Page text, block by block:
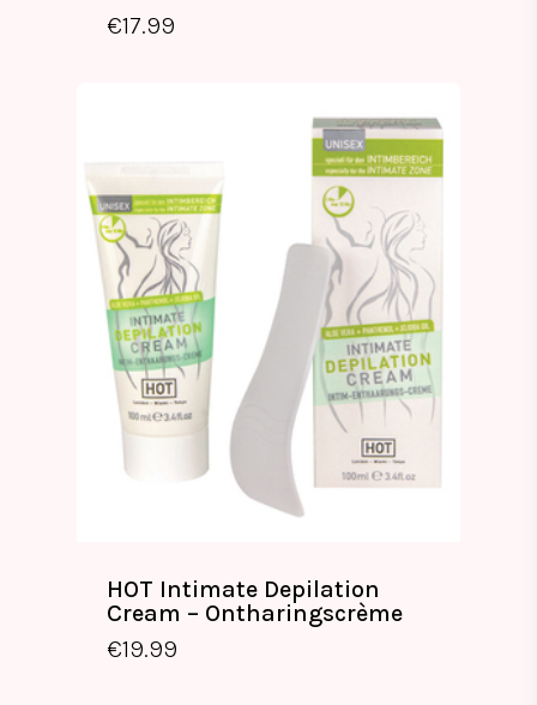
€17.99
HOT Intimate Depilation
Cream – Ontharingscrème
€19.99
€19.99